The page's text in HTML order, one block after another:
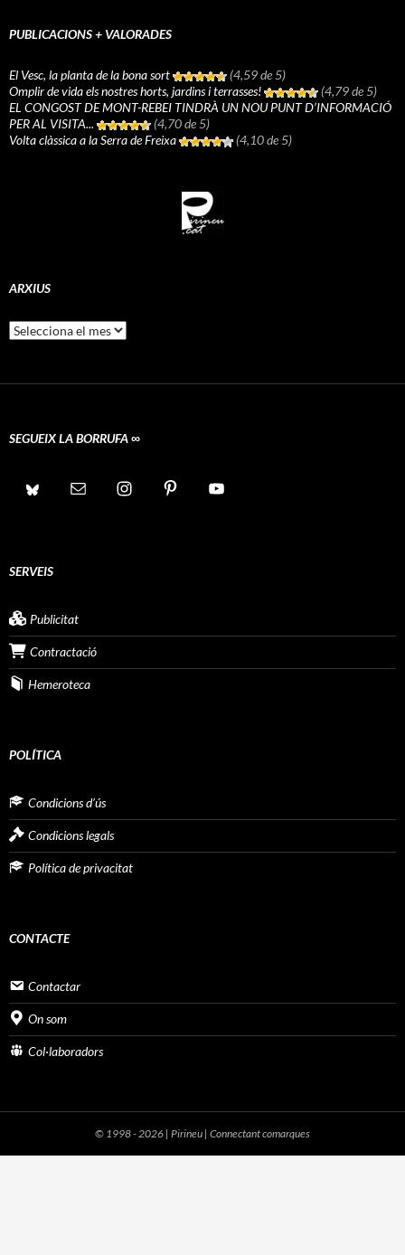
PUBLICACIONS + VALORADES
El Vesc, la planta de la bona sort
(4,59 de 5)
Omplir de vida els nostres horts, jardins i terrasses!
(4,79 de 5)
EL CONGOST DE MONT-REBEI TINDRÀ UN NOU PUNT D’INFORMACIÓ
PER AL VISITA...
(4,70 de 5)
Volta clàssica a la Serra de Freixa
(4,10 de 5)
ARXIUS
Arxius
SEGUEIX LA BORRUFA ∞
SERVEIS
Publicitat
Contractació
Hemeroteca
POLÍTICA
Condicions d’ús
Condicions legals
Política de privacitat
CONTACTE
Contactar
On som
Col·laboradors
© 1998 - 2026 | Pirineu | Connectant comarques